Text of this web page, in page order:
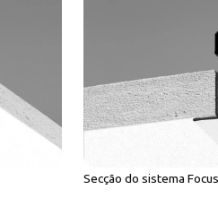
Secção do sistema